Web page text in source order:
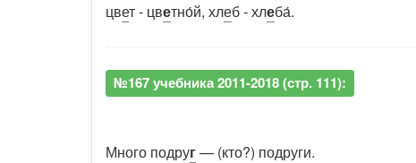
цвет - цветно́й, хлеб - хлеба́.
№167 учебника 2011-2018 (стр. 111):
Много подруг— (кто?) подруги.